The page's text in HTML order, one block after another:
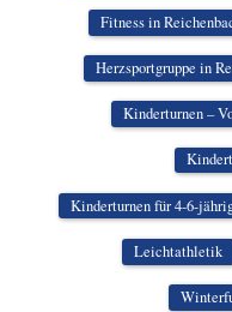
Fitness in
Herzsportgruppe in
Kinderturnen –
Kinderturnen für 4-6-
Leichtathletik